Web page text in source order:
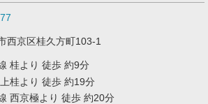
西京区桂久方町103-1
桂より 徒歩 約9分
桂より 徒歩 約19分
西京極より 徒歩 約20分